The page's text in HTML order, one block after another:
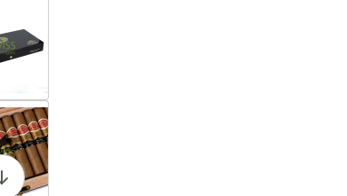
View larger image